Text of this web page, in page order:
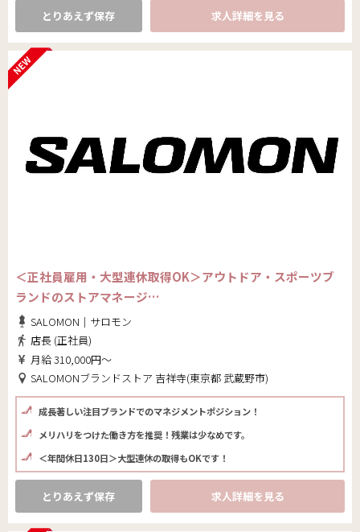
とりあえず保存 求人詳細を見る
＜正社員雇用・大型連休取得OK＞アウトドア・スポーツブ
ランドのストアマネージ…
SALOMON｜サロモン
店長 (正社員)
月給 310,000円～
SALOMONブランドストア 吉祥寺(東京都 武蔵野市)
成長著しい注目ブランドでのマネジメントポジション！
メリハリをつけた働き方を推奨！残業は少なめです。
＜年間休日130日＞大型連休の取得もOKです！
とりあえず保存 求人詳細を見る